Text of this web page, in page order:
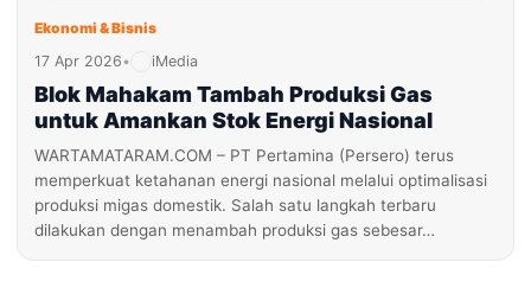
Ekonomi & Bisnis
17 Apr 2026• iMedia
Blok Mahakam Tambah Produksi Gas
untuk Amankan Stok Energi Nasional
WARTAMATARAM.COM – PT Pertamina (Persero) terus
memperkuat ketahanan energi nasional melalui optimalisasi
produksi migas domestik. Salah satu langkah terbaru
dilakukan dengan menambah produksi gas sebesar…